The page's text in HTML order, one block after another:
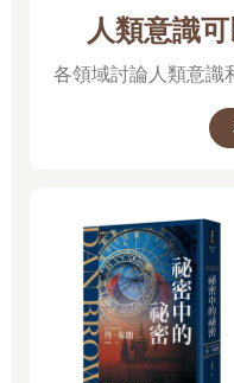
有一堆20公斤的中藥，準
具只有一架天平和5公斤、
法將中藥均勻分成10份？
一天，爺爺帶鹿晗去鄉下玩
關在一個籠子裡。爺爺問鹿
多少隻？」鹿晗數了數，一
們一共有多少隻腳呢？」鹿
問小朋友，小雞、小兔各有
人類意識
各領域討論人類意識